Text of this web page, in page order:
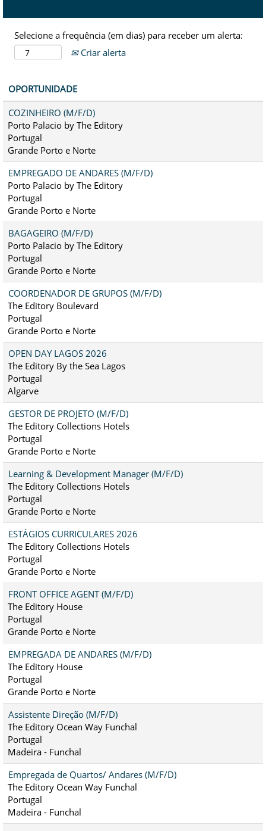
Selecione a frequência (em dias) para receber um alerta:
Criar alerta
OPORTUNIDADE
COZINHEIRO (M/F/D)
Porto Palacio by The Editory
Portugal
Grande Porto e Norte
EMPREGADO DE ANDARES (M/F/D)
Porto Palacio by The Editory
Portugal
Grande Porto e Norte
BAGAGEIRO (M/F/D)
Porto Palacio by The Editory
Portugal
Grande Porto e Norte
COORDENADOR DE GRUPOS (M/F/D)
The Editory Boulevard
Portugal
Grande Porto e Norte
OPEN DAY LAGOS 2026
The Editory By the Sea Lagos
Portugal
Algarve
GESTOR DE PROJETO (M/F/D)
The Editory Collections Hotels
Portugal
Grande Porto e Norte
Learning & Development Manager (M/F/D)
The Editory Collections Hotels
Portugal
Grande Porto e Norte
ESTÁGIOS CURRICULARES 2026
The Editory Collections Hotels
Portugal
Grande Porto e Norte
FRONT OFFICE AGENT (M/F/D)
The Editory House
Portugal
Grande Porto e Norte
EMPREGADA DE ANDARES (M/F/D)
The Editory House
Portugal
Grande Porto e Norte
Assistente Direção (M/F/D)
The Editory Ocean Way Funchal
Portugal
Madeira - Funchal
Empregada de Quartos/ Andares (M/F/D)
The Editory Ocean Way Funchal
Portugal
Madeira - Funchal